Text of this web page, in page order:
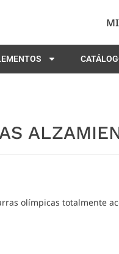
olímpicas totalmente